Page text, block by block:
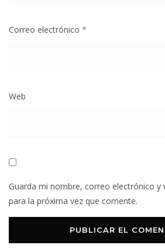
Correo electrónico *
Web
Guarda mi nombre, correo electrónico y
para la próxima vez que comente.